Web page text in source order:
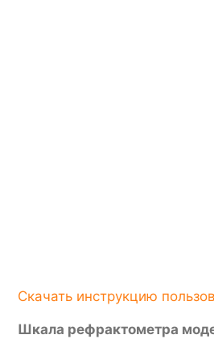
Скачать инструкцию
Шкала рефрактометра